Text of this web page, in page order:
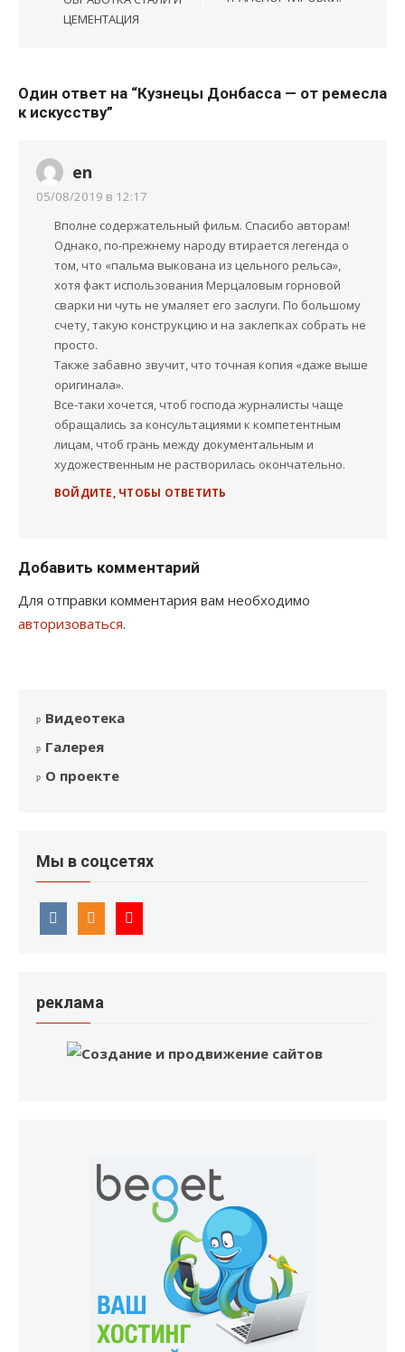
ЦЕМЕНТАЦИЯ
Один ответ на “Кузнецы Донбасса — от ремесла
к искусству”
en
05/08/2019 в 12:17
Вполне содержательный фильм. Спасибо авторам!
Однако, по-прежнему народу втирается легенда о
том, что «пальма выкована из цельного рельса»,
хотя факт использования Мерцаловым горновой
сварки ни чуть не умаляет его заслуги. По большому
счету, такую конструкцию и на заклепках собрать не
просто.
Также забавно звучит, что точная копия «даже выше
оригинала».
Все-таки хочется, чтоб господа журналисты чаще
обращались за консультациями к компетентным
лицам, чтоб грань между документальным и
художественным не растворилась окончательно.
ВОЙДИТЕ, ЧТОБЫ ОТВЕТИТЬ
Добавить комментарий
Для отправки комментария вам необходимо
авторизоваться.
Видеотека
Галерея
О проекте
Мы в соцсетях
реклама